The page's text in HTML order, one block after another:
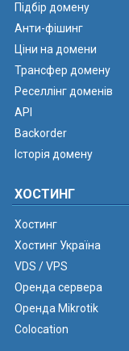
Підбір домену
Анти-фішинг
Ціни на домени
Трансфер домену
Реселлінг доменів
API
Backorder
Історія домену
ХОСТИНГ
Хостинг
Хостинг Україна
VDS / VPS
Оренда сервера
Оренда Mikrotik
Colocation